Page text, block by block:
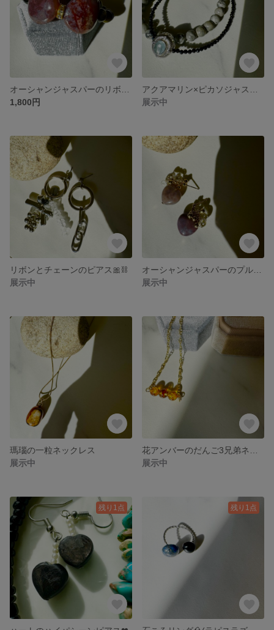
1,800円
展示中
リボンとチェーンのピアス🎀⛓️
展示中
展示中
瑪瑙の一粒ネックレス
展示中
展示中
残り1点 残り1点